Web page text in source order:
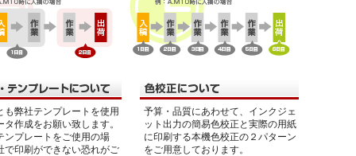
も弊社テンプレートを使用
タ作成をお願い致します。
ンプレートをご使用の場
で印刷ができない恐れがご
予算・品質にあわせて、インクジェ
ット出力の簡易色校正と実際の用紙
に印刷する本機色校正の２パターン
をご用意しております。